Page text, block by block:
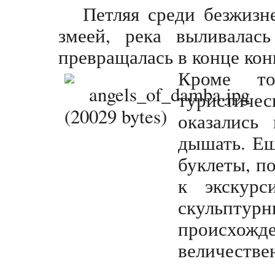
Петляя среди
змеей, река
превращалась в конце
Кроме
дышать.
буклеты,
к